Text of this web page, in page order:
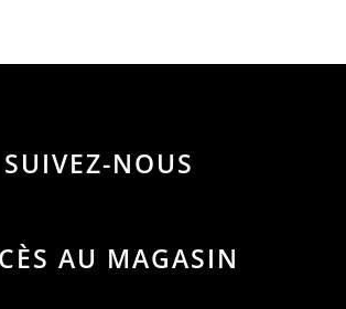
SUIVEZ-NOUS
AU MAGASIN